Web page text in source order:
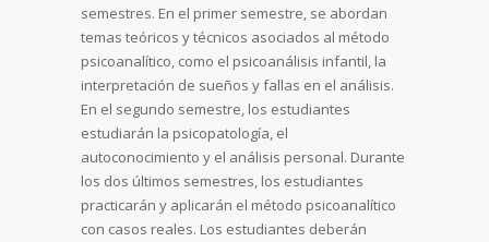
semestres. En el primer semestre, se abordan
temas teóricos y técnicos asociados al método
psicoanalítico, como el psicoanálisis infantil, la
interpretación de sueños y fallas en el análisis.
En el segundo semestre, los estudiantes
estudiarán la psicopatología, el
autoconocimiento y el análisis personal. Durante
los dos últimos semestres, los estudiantes
practicarán y aplicarán el método psicoanalítico
con casos reales. Los estudiantes deberán